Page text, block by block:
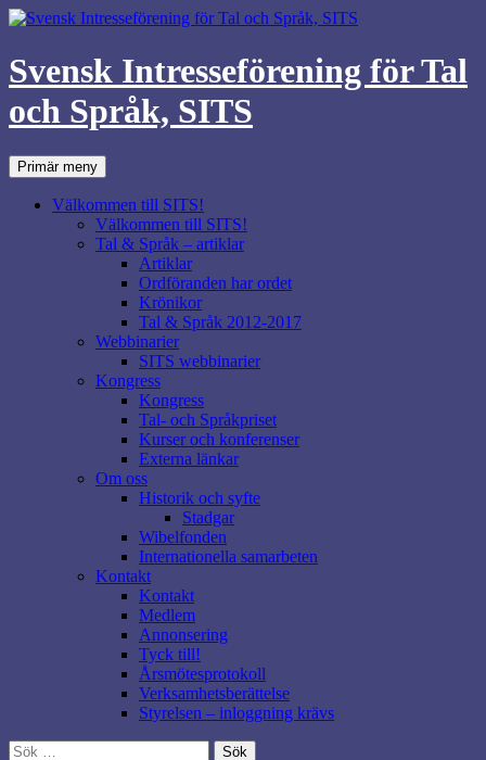
Svensk Intresseförening för Tal
och Språk, SITS
SökPrimär meny
till
innehåll
Välkommen till SITS!
Välkommen till SITS!
Tal & Språk – artiklar
Artiklar
Ordföranden har ordet
Krönikor
Tal & Språk 2012-2017
Webbinarier
SITS webbinarier
Kongress
Kongress
Tal- och Språkpriset
Kurser och konferenser
Externa länkar
Om oss
Historik och syfte
Stadgar
Wibelfonden
Internationella samarbeten
Kontakt
Kontakt
Medlem
Annonsering
Tyck till!
Årsmötesprotokoll
Verksamhetsberättelse
Styrelsen – inloggning krävs
Sök